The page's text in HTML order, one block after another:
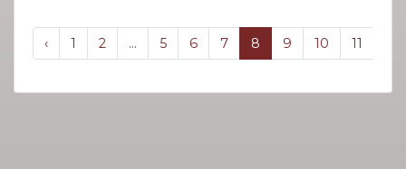
‹ 1 2 ... 5 6 7 8 9 10 11